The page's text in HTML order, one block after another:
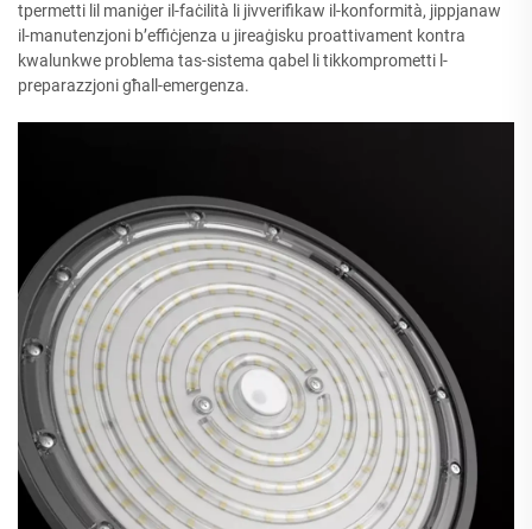
tpermetti lil maniġer il-faċilità li jivverifikaw il-konformità, jippjanaw
il-manutenzjoni b’effiċjenza u jireaġisku proattivament kontra
kwalunkwe problema tas-sistema qabel li tikkomprometti l-
preparazzjoni għall-emergenza.